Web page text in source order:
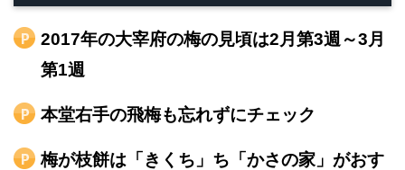
2017年の大宰府の梅の見頃は2月第3週～3月
第1週
本堂右手の飛梅も忘れずにチェック
梅が枝餅は「きくち」ち「かさの家」がおす